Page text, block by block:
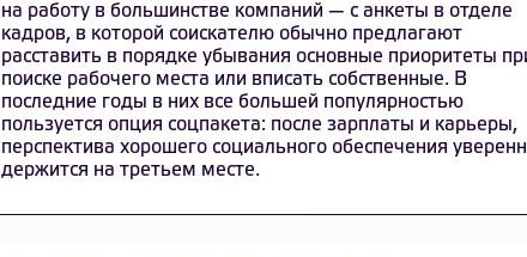
на работу в большинстве компаний — с анкеты в отделе
кадров, в которой соискателю обычно предлагают
расставить в порядке убывания основные приоритеты
поиске рабочего места или вписать собственные. В
последние годы в них все большей популярностью
пользуется опция соцпакета: после зарплаты и карьеры,
перспектива хорошего социального обеспечения
держится на третьем месте.